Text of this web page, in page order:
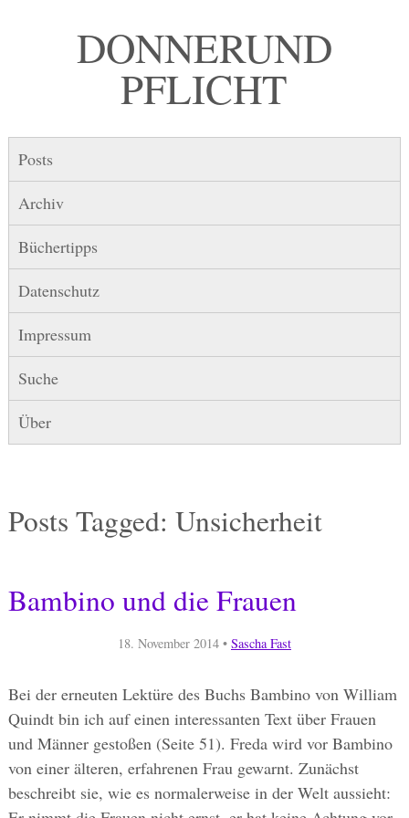
DONNER UND
PFLICHT
Posts
Archiv
Büchertipps
Datenschutz
Impressum
Suche
Über
Posts Tagged: Unsicherheit
Bambino und die Frauen
18. November 2014• Sascha Fast
Bei der erneuten Lektüre des Buchs Bambino von William
Quindt bin ich auf einen interessanten Text über Frauen
und Männer gestoßen (Seite 51). Freda wird vor Bambino
von einer älteren, erfahrenen Frau gewarnt. Zunächst
beschreibt sie, wie es normalerweise in der Welt aussieht: